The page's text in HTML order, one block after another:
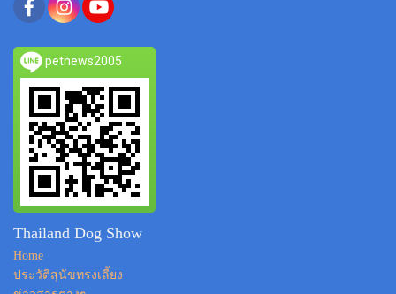
petnews2005
Thailand Dog Show
Home
ประวัติสุนัขทรงเลี้ยง